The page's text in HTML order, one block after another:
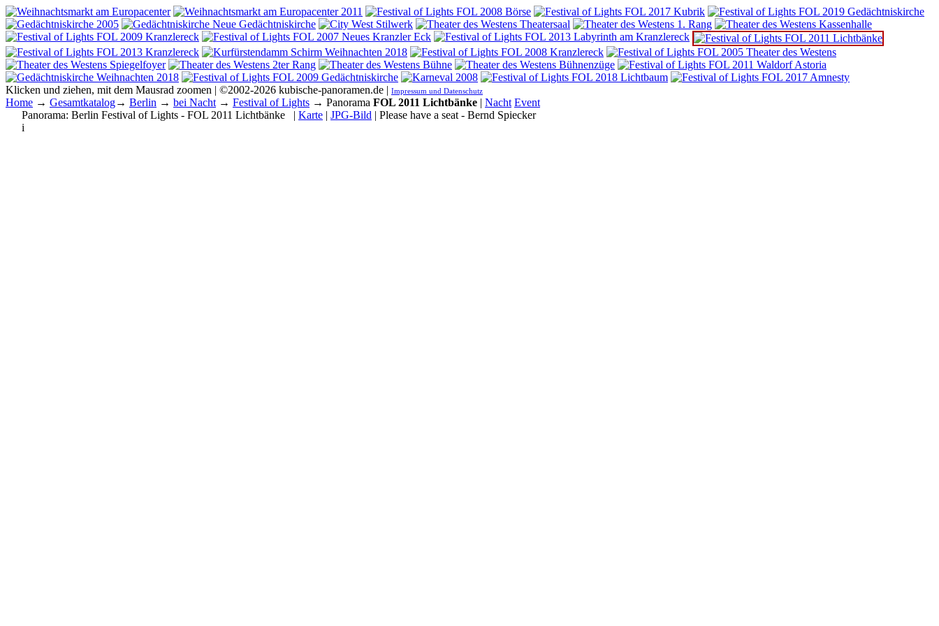
Klicken und ziehen, mit dem Mausrad zoomen | ©2002-2026 kubische-panoramen.de | Impressum und Datenschutz
Home → Gesamtkatalog→ Berlin → bei Nacht → Festival of Lights → Panorama FOL 2011 Lichtbänke | Nacht Event
Panorama: Berlin Festival of Lights - FOL 2011 Lichtbänke | Karte | JPG-Bild | Please have a seat - Bernd Spiecker
i